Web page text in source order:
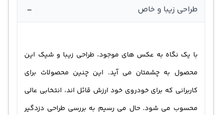
کنید. برد دزدگیر خودرو کیلس کن کیت، یک کیلومتر است؛ به
این معنی که تا فاصله 1 کیلومتری عملیاتی همچون باز و بسته
طراحی این مدل نیز توجه کنیم. باید گفت که طراحی خاص و
زیبایی که این دزدگیر دارد، در همه جا نمایان است و بسیار
خوش دست و راحت ساخته شده است.
طراحی زیبا و خاص -
با یک نگاه به عکس های موجود، طراحی زیبا و شیک این
محصول به چشمتان می آید. این چنین محصولات برای
کاربرانی که برای خودروی خود ارزش قائل اند، انتخابی عالی
محسوب می شود. حال می رسیم به بررسی طراحی دزدگیر